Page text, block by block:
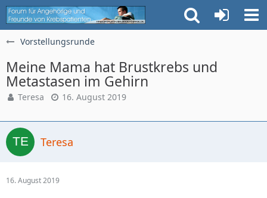
Vorstellungsrunde
Meine Mama hat Brustkrebs und
Metastasen im Gehirn
Teresa 16. August 2019
Teresa
16. August 2019